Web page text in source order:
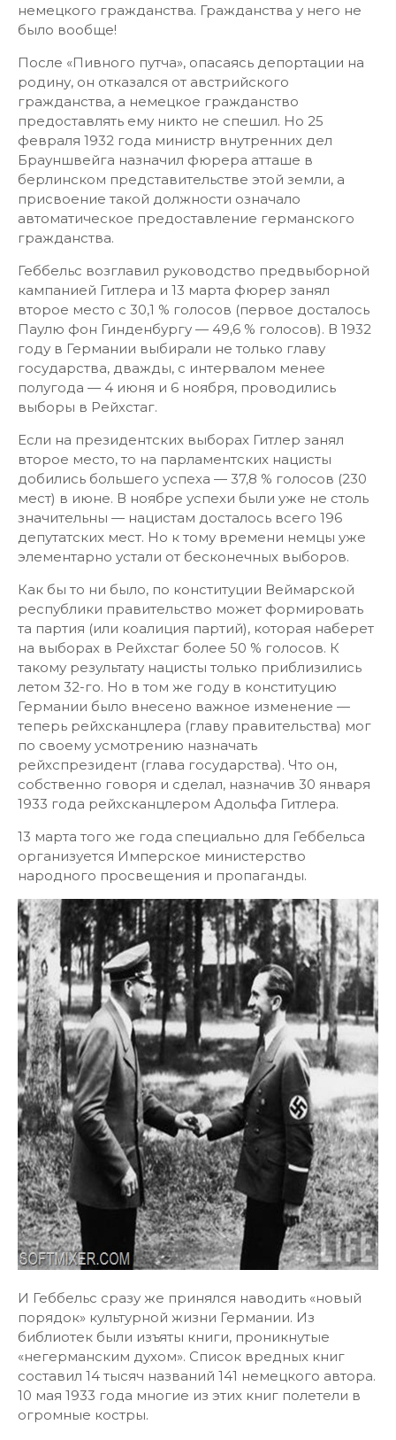
немецкого гражданства. Гражданства у него не
было вообще!
После «Пивного путча», опасаясь депортации на
родину, он отказался от австрийского
гражданства, а немецкое гражданство
предоставлять ему никто не спешил. Но 25
февраля 1932 года министр внутренних дел
Брауншвейга назначил фюрера атташе в
берлинском представительстве этой земли, а
присвоение такой должности означало
автоматическое предоставление германского
гражданства.
Геббельс возглавил руководство предвыборной
кампанией Гитлера и 13 марта фюрер занял
второе место с 30,1 % голосов (первое досталось
Паулю фон Гинденбургу — 49,6 % голосов). В 1932
году в Германии выбирали не только главу
государства, дважды, с интервалом менее
полугода — 4 июня и 6 ноября, проводились
выборы в Рейхстаг.
Если на президентских выборах Гитлер занял
второе место, то на парламентских нацисты
добились большего успеха — 37,8 % голосов (230
мест) в июне. В ноябре успехи были уже не столь
значительны — нацистам досталось всего 196
депутатских мест. Но к тому времени немцы уже
элементарно устали от бесконечных выборов.
Как бы то ни было, по конституции Веймарской
республики правительство может формировать
та партия (или коалиция партий), которая наберет
на выборах в Рейхстаг более 50 % голосов. К
такому результату нацисты только приблизились
летом 32-го. Но в том же году в конституцию
Германии было внесено важное изменение —
теперь рейхсканцлера (главу правительства) мог
по своему усмотрению назначать
рейхспрезидент (глава государства). Что он,
собственно говоря и сделал, назначив 30 января
1933 года рейхсканцлером Адольфа Гитлера.
13 марта того же года специально для Геббельса
организуется Имперское министерство
народного просвещения и пропаганды.
И Геббельс сразу же принялся наводить «новый
порядок» культурной жизни Германии. Из
библиотек были изъяты книги, проникнутые
«негерманским духом». Список вредных книг
составил 14 тысяч названий 141 немецкого автора.
10 мая 1933 года многие из этих книг полетели в
огромные костры.